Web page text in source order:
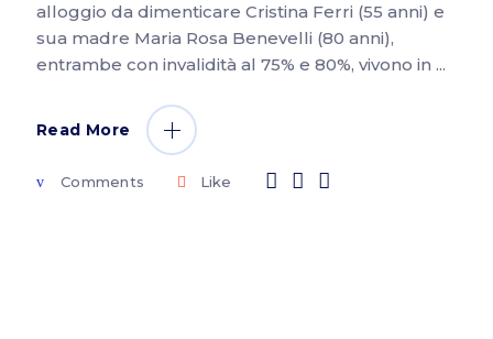
alloggio da dimenticare Cristina Ferri (55 anni) e
sua madre Maria Rosa Benevelli (80 anni),
entrambe con invalidità al 75% e 80%, vivono in
Read More
Comments Like